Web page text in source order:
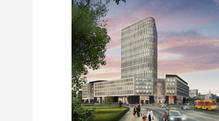
Freelance -
Galeria Miast